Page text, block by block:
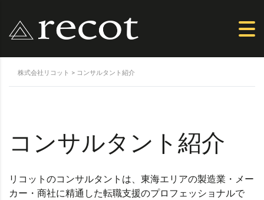
株式会社リコット > コンサルタント紹介
コンサルタント紹介
リコットのコンサルタントは、東海エリアの製造業・メー
カー・商社に精通した転職支援のプロフェッショナルで